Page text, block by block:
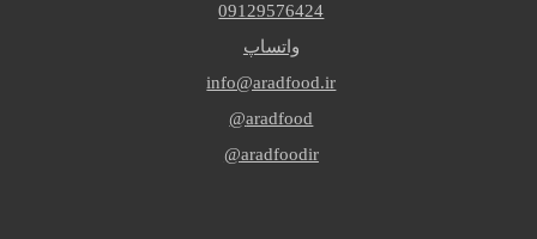
09129576424
واتساپ
info@aradfood.ir
aradfood@
aradfoodir@